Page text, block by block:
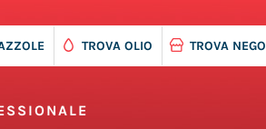
TROVA OLIO TROVA